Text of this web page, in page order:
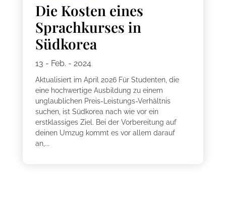
Die Kosten eines
Sprachkurses in
Südkorea
13 - Feb. - 2024
Aktualisiert im April 2026 Für Studenten, die
eine hochwertige Ausbildung zu einem
unglaublichen Preis-Leistungs-Verhältnis
suchen, ist Südkorea nach wie vor ein
erstklassiges Ziel. Bei der Vorbereitung auf
deinen Umzug kommt es vor allem darauf
an,...